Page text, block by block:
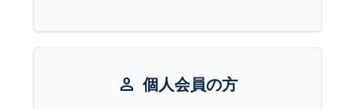
person 個人会員の方